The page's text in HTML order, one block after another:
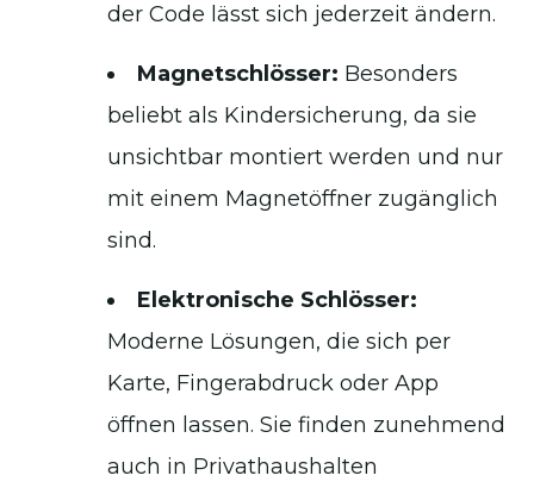
der Code lässt sich jederzeit ändern.
Magnetschlösser: Besonders
beliebt als Kindersicherung, da sie
unsichtbar montiert werden und nur
mit einem Magnetöffner zugänglich
sind.
Elektronische Schlösser:
Moderne Lösungen, die sich per
Karte, Fingerabdruck oder App
öffnen lassen. Sie finden zunehmend
auch in Privathaushalten